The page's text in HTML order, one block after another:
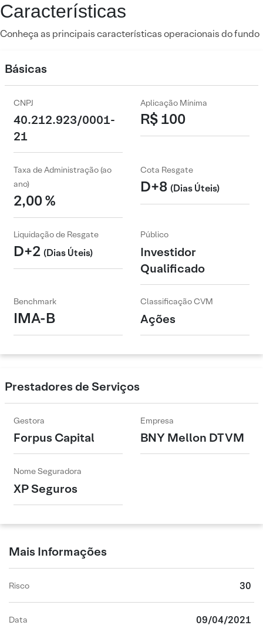
Características
Conheça as principais características operacionais do fundo
Básicas
CNPJ
40.212.923/0001-
21
Aplicação Mínima
R$ 100
Taxa de Administração (ao
ano)
2,00 %
Cota Resgate
D+8 (Dias Úteis)
Liquidação de Resgate
D+2 (Dias Úteis)
Público
Investidor
Qualificado
Benchmark
IMA-B
Classificação CVM
Ações
Prestadores de Serviços
Gestora
Forpus Capital
Empresa
BNY Mellon DTVM
Nome Seguradora
XP Seguros
Mais Informações
Risco 30
Data 09/04/2021